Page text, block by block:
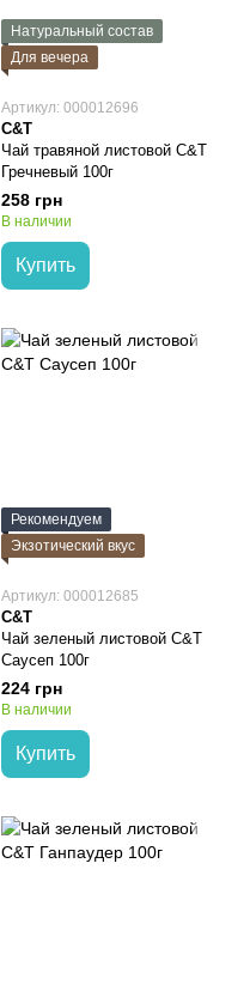
Натуральный состав
Для вечера
Артикул: 000012696
C&T
Чай травяной листовой C&T
Гречневый 100г
258 грн
В наличии
Купить
Рекомендуем
Экзотический вкус
Артикул: 000012685
C&T
Чай зеленый листовой C&T
Саусеп 100г
224 грн
В наличии
Купить